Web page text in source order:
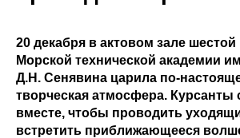
20 декабря в актовом зале
Морской технической академии
Д.Н. Сенявина царила по-
творческая атмосфера. Курсанты
вместе, чтобы проводить
встретить приближающееся